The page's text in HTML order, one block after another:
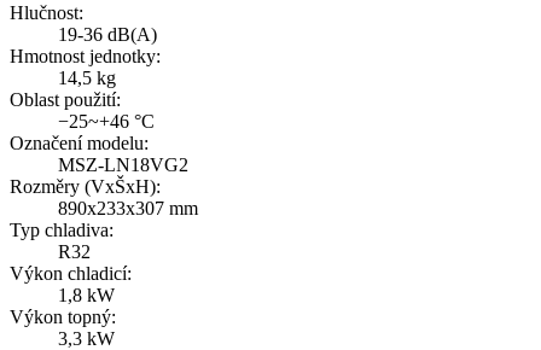
Hlučnost:
19-36 dB(A)
Hmotnost jednotky:
14,5 kg
Oblast použití:
−25~+46 °C
Označení modelu:
MSZ-LN18VG2
Rozměry (VxŠxH):
890x233x307 mm
Typ chladiva:
R32
Výkon chladicí:
1,8 kW
Výkon topný:
3,3 kW